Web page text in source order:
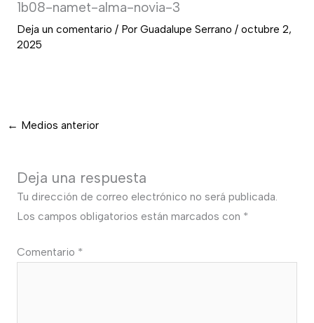
1b08-namet-alma-novia-3
Deja un comentario / Por Guadalupe Serrano / octubre 2,
2025
← Medios anterior
Deja una respuesta
Tu dirección de correo electrónico no será publicada.
Los campos obligatorios están marcados con *
Comentario *